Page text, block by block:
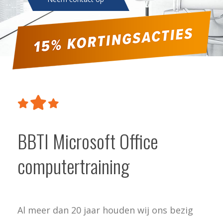
BBTI Microsoft Office
computertraining
Al meer dan 20 jaar houden wij ons bezig